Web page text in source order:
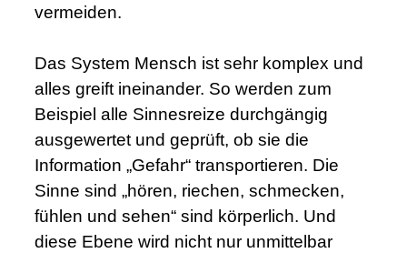
vermeiden.
Das System Mensch ist sehr komplex und
alles greift ineinander. So werden zum
Beispiel alle Sinnesreize durchgängig
ausgewertet und geprüft, ob sie die
Information „Gefahr“ transportieren. Die
Sinne sind „hören, riechen, schmecken,
fühlen und sehen“ sind körperlich. Und
diese Ebene wird nicht nur unmittelbar